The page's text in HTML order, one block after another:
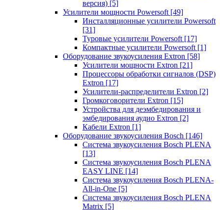
версия) [5]
Усилители мощности Powersoft [49]
Инсталляционные усилители Powersoft
[31]
Туровые усилители Powersoft [17]
Компактные усилители Powersoft [1]
Оборудование звукоусиления Extron [58]
Усилители мощности Extron [21]
Процессоры обработки сигналов (DSP)
Extron [17]
Усилители-распределители Extron [2]
Громкоговорители Extron [15]
Устройства для деэмбедирования и
эмбедирования аудио Extron [2]
Кабели Extron [1]
Оборудование звукоусиления Bosch [146]
Система звукоусиления Bosch PLENA
[13]
Система звукоусиления Bosch PLENA
EASY LINE [14]
Система звукоусиления Bosch PLENA-
All-in-One [5]
Система звукоусиления Bosch PLENA
Matrix [5]